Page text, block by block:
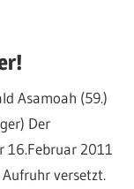
Asamoah (59.)
Der
16.Februar 2011
versetzt.